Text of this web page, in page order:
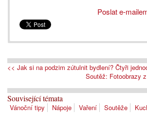
Poslat e-
<< Jak si na podzim zútulnit bydlení? Čtyři
Soutěž: Fotoobrazy
Související témata
Vánoční tipy Nápoje Vaření Soutěže